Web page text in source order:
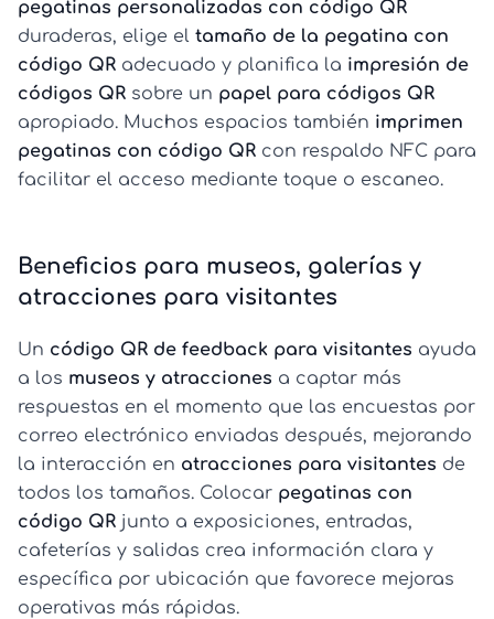
pegatinas personalizadas con código QR
duraderas, elige el tamaño de la pegatina con
código QR adecuado y planifica la impresión de
códigos QR sobre un papel para códigos QR
apropiado. Muchos espacios también imprimen
pegatinas con código QR con respaldo NFC para
facilitar el acceso mediante toque o escaneo.
Beneficios para museos, galerías y
atracciones para visitantes
Un código QR de feedback para visitantes ayuda
a los museos y atracciones a captar más
respuestas en el momento que las encuestas por
correo electrónico enviadas después, mejorando
la interacción en atracciones para visitantes de
todos los tamaños. Colocar pegatinas con
código QR junto a exposiciones, entradas,
cafeterías y salidas crea información clara y
específica por ubicación que favorece mejoras
operativas más rápidas.